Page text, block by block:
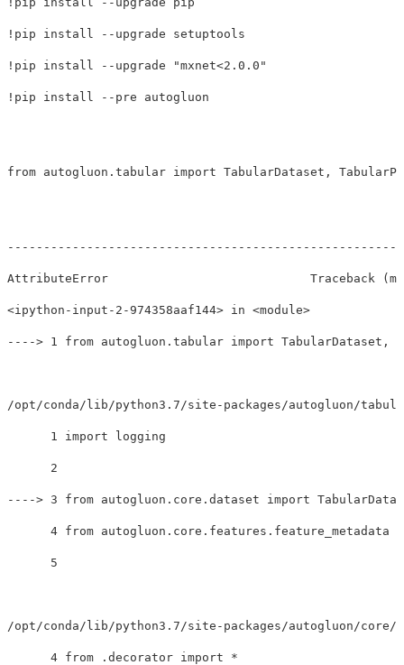
! pip install --upgrade
! pip install --upgrade "mxnet<2.0.0"
! pip install --pre
from autogluon.tabular import TabularDataset ,
AttributeError                            Traceback (
<ipython-input-2-974358aaf144> in
----> 1 from autogluon.tabular import TabularDataset,
/opt/conda/lib/python3.7/site-packages/autogluon/
      1 import logging
----> 3 from autogluon.core.dataset import
4 from autogluon.core.features.feature_metadata
      5
/opt/conda/lib/python3.7/site-packages/autogluon/
      4 from .decorator import
*